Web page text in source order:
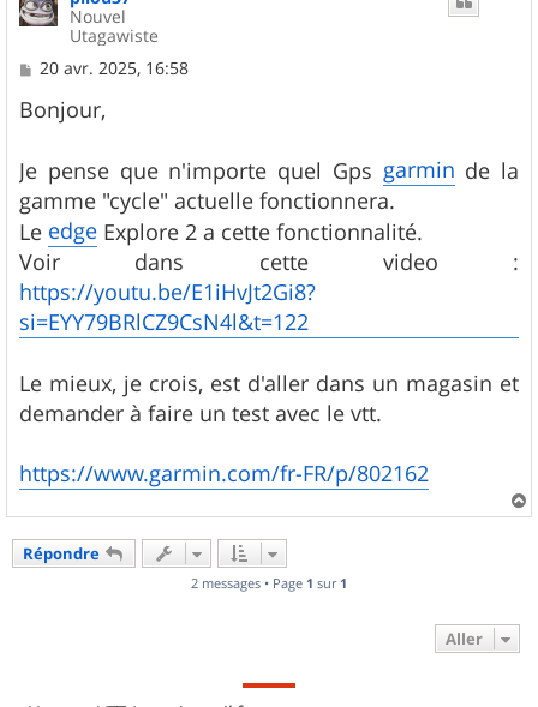
Nouvel
Utagawiste
M
s
s
g
e
20 avr. 2025, 16:58
Bonjour,
Je pense que n'importe quel Gps garmin de la
gamme "cycle" actuelle fonctionnera.
Le edge Explore 2 a cette fonctionnalité.
Voir dans cette video :
https://youtu.be/E1iHvJt2Gi8?
si=EYY79BRlCZ9CsN4l&t=122
Le mieux, je crois, est d'aller dans un magasin et
demander à faire un test avec le vtt.
https://www.garmin.com/fr-FR/p/802162
a
Répondre
2 messages • Page 1 sur 1
Aller